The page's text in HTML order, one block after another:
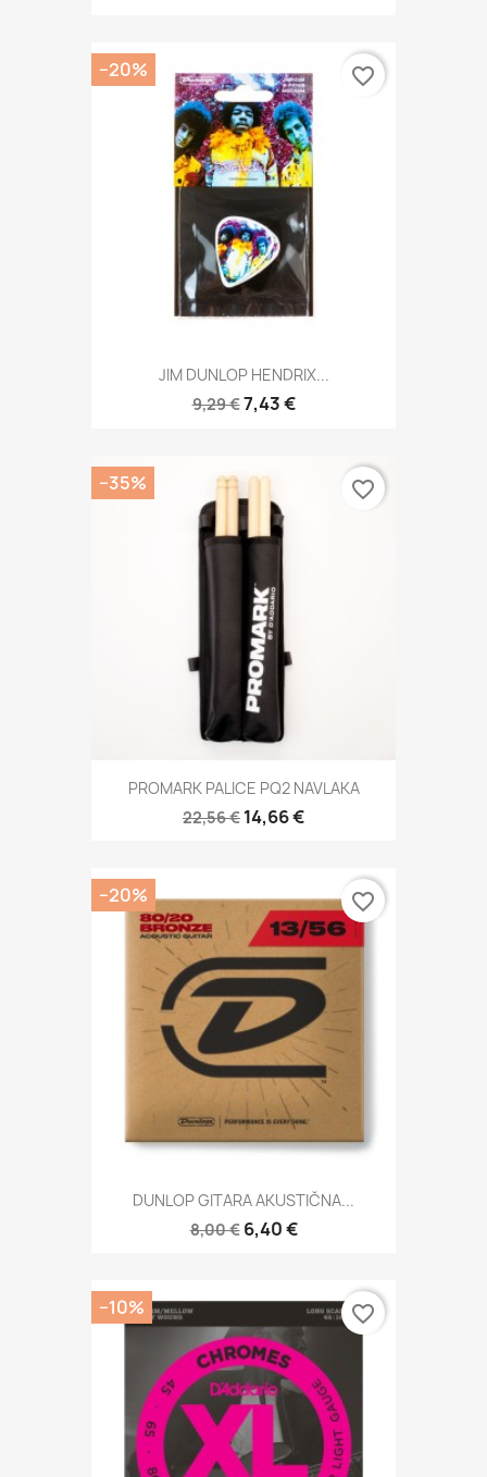
JIM DUNLOP HENDRIX...
9,29 €7,43 €
−20% favorite_border
PROMARK PALICE PQ2 NAVLAKA
22,56 € 14,66 €
−35% favorite_border
DUNLOP GITARA AKUSTIČNA...
8,00 € 6,40 €
−20% favorite_border
−10% favorite_border